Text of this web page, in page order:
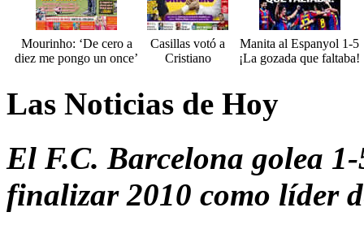
Mourinho: ‘De cero a
diez me pongo un once’
Casillas votó a
Cristiano
Manita al Espanyol 1-5
¡La gozada que faltaba!
Las Noticias de Hoy
El F.C. Barcelona golea
finalizar 2010 como líder